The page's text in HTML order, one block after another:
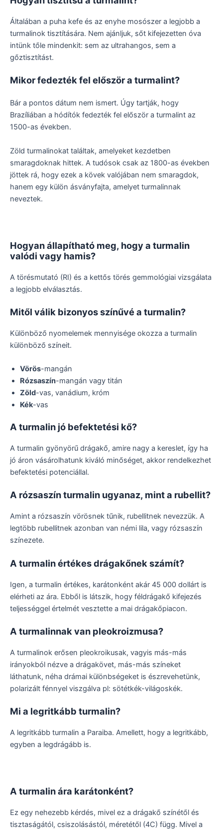
Általában a puha kefe és az enyhe mosószer a legjobb a
turmalinok tisztítására. Nem ajánljuk, sőt kifejezetten óva
intünk tőle mindenkit: sem az ultrahangos, sem a
gőztisztítást.
Mikor fedezték fel először a turmalint?
Bár a pontos dátum nem ismert. Úgy tartják, hogy
Brazíliában a hódítók fedezték fel először a turmalint az
1500-as években.
Zöld turmalinokat találtak, amelyeket kezdetben
smaragdoknak hittek. A tudósok csak az 1800-as években
jöttek rá, hogy ezek a kövek valójában nem smaragdok,
hanem egy külön ásványfajta, amelyet turmalinnak
neveztek.
Hogyan állapítható meg, hogy a turmalin
valódi vagy hamis?
A törésmutató (RI) és a kettős törés gemmológiai vizsgálata
a legjobb elválasztás.
Mitől válik bizonyos színűvé a turmalin?
Különböző nyomelemek mennyisége okozza a turmalin
különböző színeit.
Vörös-mangán
Rózsaszín-mangán vagy titán
Zöld-vas, vanádium, króm
Kék-vas
A turmalin jó befektetési kő?
A turmalin gyönyörű drágakő, amire nagy a kereslet, így ha
jó áron vásárolhatunk kiváló minőséget, akkor rendelkezhet
befektetési potenciállal.
A rózsaszín turmalin ugyanaz, mint a rubellit?
Amint a rózsaszín vörösnek tűnik, rubellitnek nevezzük. A
legtöbb rubellitnek azonban van némi lila, vagy rózsaszín
színezete.
A turmalin értékes drágakőnek számít?
Igen, a turmalin értékes, karátonként akár 45 000 dollárt is
elérheti az ára. Ebből is látszik, hogy féldrágakő kifejezés
teljességgel értelmét vesztette a mai drágakőpiacon.
A turmalinnak van pleokroizmusa?
A turmalinok erősen pleokroikusak, vagyis más-más
irányokból nézve a drágakövet, más-más színeket
láthatunk, néha drámai különbségeket is észrevehetünk,
polarizált fénnyel viszgálva pl: sötétkék-világoskék.
Mi a legritkább turmalin?
A legritkább turmalin a Paraiba. Amellett, hogy a legritkább,
egyben a legdrágább is.
A turmalin ára karátonként?
Ez egy nehezebb kérdés, mivel ez a drágakő színétől és
tisztaságától, csiszolásástól, méretétől (4C) függ. Mivel a